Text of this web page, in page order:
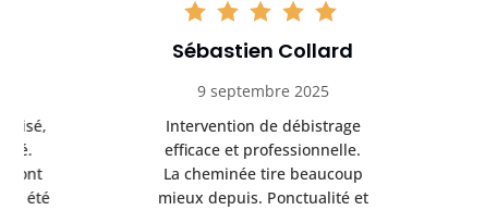
Sébastien Collard
9 septembre 2025
Intervention de débistrage
efficace et professionnelle.
La cheminée tire beaucoup
mieux depuis. Ponctualité et